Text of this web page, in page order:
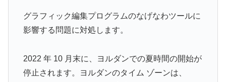
グラフィック編集プログラムのなげなわツールに
影響する問題に対処します。
2022 年 10 月末に、ヨルダンでの夏時間の開始が
停止されます。ヨルダンのタイム ゾーンは、